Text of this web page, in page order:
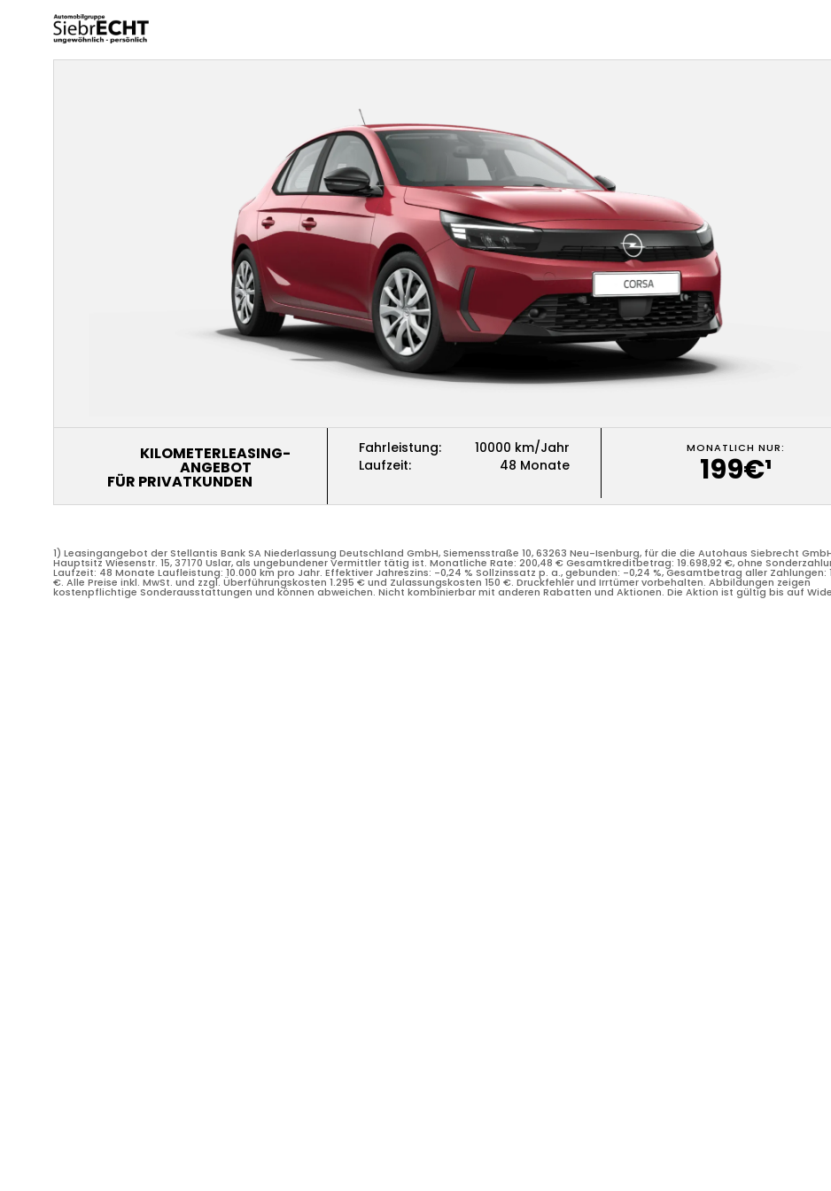
KILOMETERLEASING-
ANGEBOT
FÜR PRIVATKUNDEN
Fahrleistung: 10000 km/Jahr
Laufzeit: 48 Monate
MONATLICH NUR:
199€¹
KILOMETERLEASING-
ANGEBOT
FÜR PRIVATKUNDEN
Fahrleistung 10000km/Jahr
MONATLICH NUR
199€¹
1) Leasingangebot der Stellantis Bank SA Niederlassung Deutschland GmbH, Siemensstraße 10, 63263 Neu-Isenburg, für die die Autohaus Siebrecht
Hauptsitz Wiesenstr. 15, 37170 Uslar, als ungebundener Vermittler tätig ist. Monatliche Rate: 200,48 € Gesamtkreditbetrag: 19.698,92 €, ohne
Laufzeit: 48 Monate Laufleistung: 10.000 km pro Jahr. Effektiver Jahreszins: -0,24 % Sollzinssatz p. a., gebunden: -0,24 %, Gesamtbetrag aller Zahlungen:
€. Alle Preise inkl. MwSt. und zzgl. Überführungskosten 1.295 € und Zulassungskosten 150 €. Druckfehler und Irrtümer vorbehalten. Abbildungen zeigen
kostenpflichtige Sonderausstattungen und können abweichen. Nicht kombinierbar mit anderen Rabatten und Aktionen. Die Aktion ist gültig bis auf
€. Alle Preise inkl. MwSt. und zzgl. Überführungskosten 1.295 € und Zulassungskosten 150 €. Druckfehler und Irrtümer vorbehalten. Abbildungen zeigen
kostenpflichtige Sonderausstattungen und können abweichen. Nicht kombinierbar mit anderen Rabatten und Aktionen. Die Aktion ist gültig bis auf